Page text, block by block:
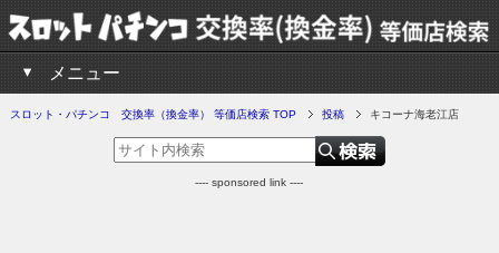
メニュー
スロット・パチンコ 交換率（換金率） 等価店検索 TOP 投稿 キコーナ海老江店
---- sponsored link ----